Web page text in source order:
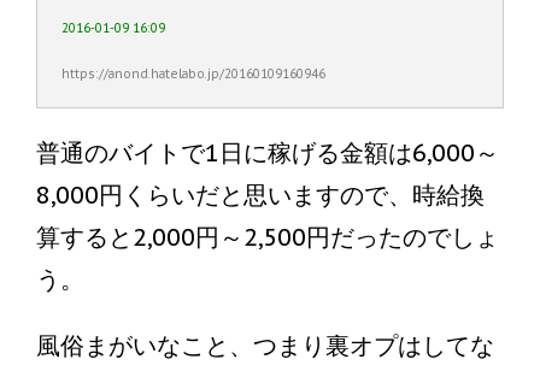
2016-01-09 16:09
https://anond.hatelabo.jp/20160109160946
普通のバイトで1日に稼げる金額は6,000～
8,000円くらいだと思いますので、時給換
算すると2,000円～2,500円だったのでしょ
う。
風俗まがいなこと、つまり裏オプはしてな